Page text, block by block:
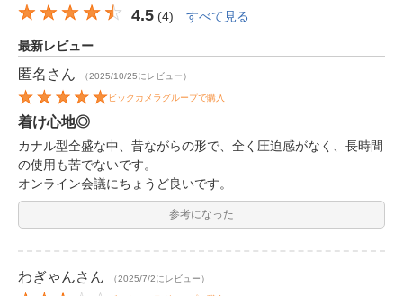
4.5 (4) すべて見る
最新レビュー
匿名 さん （2025/10/25にレビュー）
ビックカメラグループで購入
着け心地◎
カナル型全盛な中、昔ながらの形で、全く圧迫感がなく、長時間
の使用も苦でないです。
オンライン会議にちょうど良いです。
参考になった
わぎゃんさん （2025/7/2にレビュー）